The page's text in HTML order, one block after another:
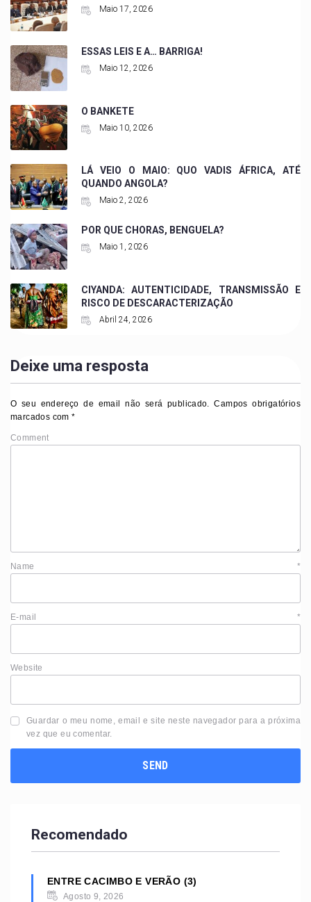
Maio 17, 2026
ESSAS LEIS E A… BARRIGA!
Maio 12, 2026
O BANKETE
Maio 10, 2026
LÁ VEIO O MAIO: QUO VADIS ÁFRICA, ATÉ
QUANDO ANGOLA?
Maio 2, 2026
POR QUE CHORAS, BENGUELA?
Maio 1, 2026
CIYANDA: AUTENTICIDADE, TRANSMISSÃO E
RISCO DE DESCARACTERIZAÇÃO
Abril 24, 2026
Deixe uma resposta
O seu endereço de email não será publicado. Campos obrigatórios
marcados com*
Comment
Name *
E-mail *
Website
Guardar o meu nome, email e site neste navegador para a próxima
vez que eu comentar.
Recomendado
ENTRE CACIMBO E VERÃO (3)
Agosto 9, 2026